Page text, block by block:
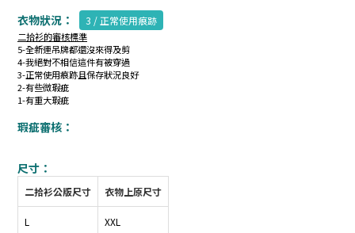
衣物狀況： 3 / 正常使用痕跡
二拾衫的審核標準
5-全新連吊牌都還沒來得及剪
4-我絕對不相信這件有被穿過
3-正常使用痕跡且保存狀況良好
2-有些微瑕疵
1-有重大瑕疵
瑕疵審核：
尺寸：
二拾衫公版尺寸 衣物上原尺寸
L XXL